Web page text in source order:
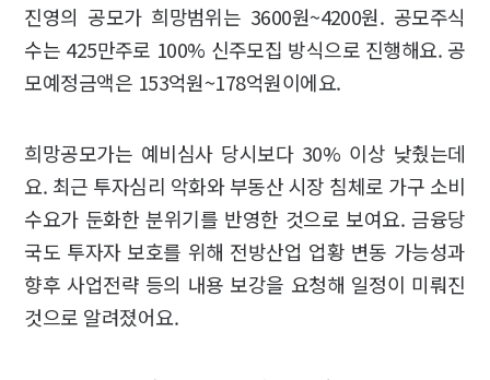
진영의 공모가 희망범위는 3600원~4200원. 공모주식
수는 425만주로 100% 신주모집 방식으로 진행해요. 공
모예정금액은 153억원~178억원이에요.
희망공모가는 예비심사 당시보다 30% 이상 낮췄는데
요. 최근 투자심리 악화와 부동산 시장 침체로 가구 소비
수요가 둔화한 분위기를 반영한 것으로 보여요. 금융당
국도 투자자 보호를 위해 전방산업 업황 변동 가능성과
향후 사업전략 등의 내용 보강을 요청해 일정이 미뤄진
것으로 알려졌어요.